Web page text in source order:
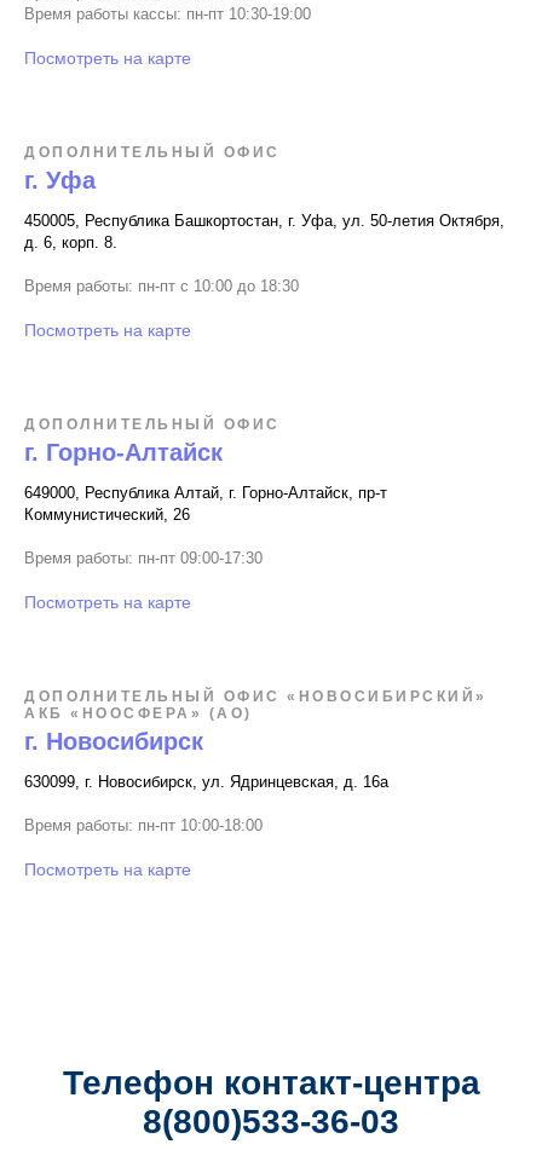
Время работы кассы: пн-пт 10:30-19:00
Посмотреть на карте
ДОПОЛНИТЕЛЬНЫЙ ОФИС
г. Уфа
450005, Республика Башкортостан, г. Уфа, ул. 50-летия Октября,
д. 6, корп. 8.
Время работы: пн-пт с 10:00 до 18:30
Посмотреть на карте
ДОПОЛНИТЕЛЬНЫЙ ОФИС
г. Горно-Алтайск
649000, Республика Алтай, г. Горно-Алтайск, пр-т
Коммунистический, 26
Время работы: пн-пт 09:00-17:30
Посмотреть на карте
ДОПОЛНИТЕЛЬНЫЙ ОФИС «НОВОСИБИРСКИЙ»
АКБ «НООСФЕРА» (АО)
г. Новосибирск
630099, г. Новосибирск, ул. Ядринцевская, д. 16а
Время работы: пн-пт 10:00-18:00
Посмотреть на карте
Телефон контакт-центра
8(800)533-36-03